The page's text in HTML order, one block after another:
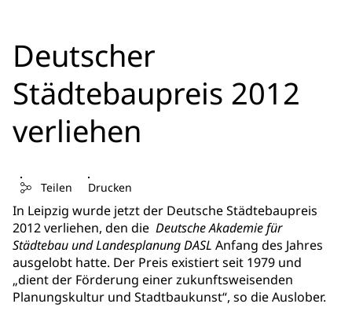
Deutscher
Städtebaupreis 2012
verliehen
Teilen Drucken
In Leipzig wurde jetzt der Deutsche Städtebaupreis
2012 verliehen, den die Deutsche Akademie für
Städtebau und Landesplanung DASL Anfang des Jahres
ausgelobt hatte. Der Preis existiert seit 1979 und
„dient der Förderung einer zukunftsweisenden
Planungskultur und Stadtbaukunst“, so die Auslober.